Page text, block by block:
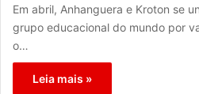
Em abril, Anhanguera e Kroton se
grupo educacional do mundo por
o…
Leia mais »